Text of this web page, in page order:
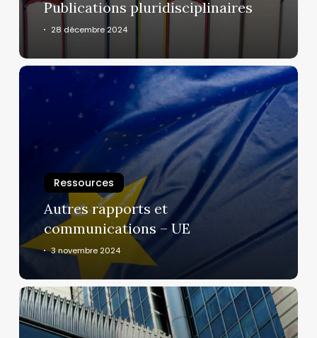
Publications pluridisciplinaires
28 décembre 2024
Autres
rapports
Ressources
Autres rapports et
communications – UE
3 novembre 2024
Données
statistiques
annuelles